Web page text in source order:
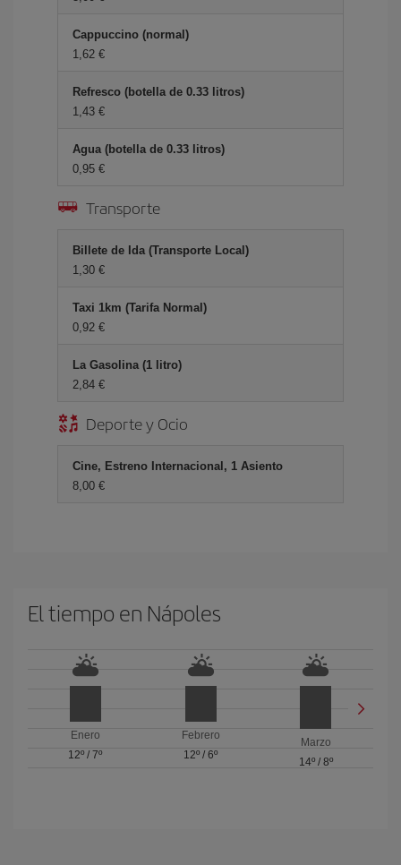
Cappuccino (normal)
1,62 €
Refresco (botella de 0.33 litros)
1,43 €
Agua (botella de 0.33 litros)
0,95 €
Transporte
Billete de Ida (Transporte Local)
1,30 €
Taxi 1km (Tarifa Normal)
0,92 €
La Gasolina (1 litro)
2,84 €
Deporte y Ocio
Cine, Estreno Internacional, 1 Asiento
8,00 €
El tiempo en Nápoles
Enero
12º /7º
Febrero
12º / 6º
Marzo
14º/ 8º